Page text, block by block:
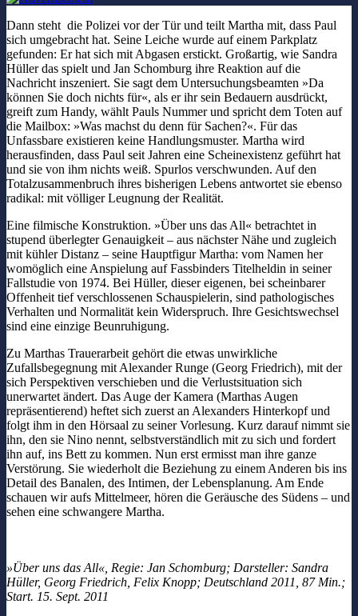
Dann steht die Polizei vor der Tür und teilt Martha mit, dass Paul
sich umgebracht hat. Seine Leiche wurde auf einem Parkplatz
gefunden: Er hat sich mit Abgasen erstickt. Großartig, wie Sandra
Hüller das spielt und Jan Schomburg ihre Reaktion auf die
Nachricht inszeniert. Sie sagt dem Untersuchungsbeamten »Da
können Sie doch nichts für«, als er ihr sein Bedauern ausdrückt,
greift zum Handy, wählt Pauls Nummer und spricht dem Toten auf
die Mailbox: »Was machst du denn für Sachen?«. Für das
Unfassbare existieren keine Handlungsmuster. Martha wird
herausfinden, dass Paul seit Jahren eine Scheinexistenz geführt hat
und sie von ihm nichts weiß. Spurlos verschwunden. Auf den
Totalzusammenbruch ihres bisherigen Lebens antwortet sie ebenso
radikal: mit völliger Leugnung der Realität.
Eine filmische Konstruktion. »Über uns das All« betrachtet in
stupend überlegter Genauigkeit – aus nächster Nähe und zugleich
mit kühler Distanz – seine Hauptfigur Martha: vom Namen her
womöglich eine Anspielung auf Fassbinders Titelheldin in seiner
Fallstudie von 1974. Bei Hüller, dieser eigenen, bei scheinbarer
Offenheit tief verschlossenen Schauspielerin, sind pathologisches
Verhalten und Normalität kein Widerspruch. Ihre Gesichtswechsel
sind eine einzige Beunruhigung.
Zu Marthas Trauerarbeit gehört die etwas unwirkliche
Zufallsbegegnung mit Alexander Runge (Georg Friedrich), mit der
sich Perspektiven verschieben und die Verlustsituation sich
unerwartet ändert. Das Auge der Kamera (Marthas Augen
repräsentierend) heftet sich zuerst an Alexanders Hinterkopf und
folgt ihm in den Hörsaal zu seiner Vorlesung. Kurz darauf nimmt sie
ihn, den sie Nino nennt, selbstverständlich mit zu sich und fordert
ihn auf, ins Bett zu kommen. Nun erst ermisst man ihre ganze
Verstörung. Sie wiederholt die Beziehung zu einem Anderen bis ins
Detail des Banalen, des Intimen, der Lebensplanung. Am Ende
schauen wir aufs Mittelmeer, hören die Geräusche des Südens – und
sehen eine schwangere Martha.
»Über uns das All«, Regie: Jan Schomburg; Darsteller: Sandra
Hüller, Georg Friedrich, Felix Knopp; Deutschland 2011, 87 Min.;
Start. 15. Sept. 2011